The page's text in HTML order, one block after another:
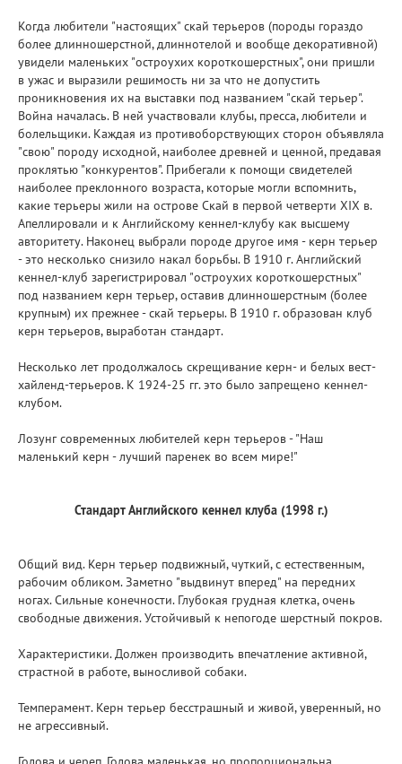
Когда любители "настоящих" скай терьеров (породы гораздо
более длинношерстной, длиннотелой и вообще декоративной)
увидели маленьких "остроухих короткошерстных", они пришли
в ужас и выразили решимость ни за что не допустить
проникновения их на выставки под названием "скай терьер".
Война началась. В ней участвовали клубы, пресса, любители и
болельщики. Каждая из противоборствующих сторон объявляла
"свою" породу исходной, наиболее древней и ценной, предавая
проклятью "конкурентов". Прибегали к помощи свидетелей
наиболее преклонного возраста, которые могли вспомнить,
какие терьеры жили на острове Скай в первой четверти XIX в.
Апеллировали и к Английскому кеннел-клубу как высшему
авторитету. Наконец выбрали породе другое имя - керн терьер
- это несколько снизило накал борьбы. В 1910 г. Английский
кеннел-клуб зарегистрировал "остроухих короткошерстных"
под названием керн терьер, оставив длинношерстным (более
крупным) их прежнее - скай терьеры. В 1910 г. образован клуб
керн терьеров, выработан стандарт.
Несколько лет продолжалось скрещивание керн- и белых вест-
хайленд-терьеров. К 1924-25 гг. это было запрещено кеннел-
клубом.
Лозунг современных любителей керн терьеров - "Наш
маленький керн - лучший паренек во всем мире!"
Стандарт Английского кеннел клуба (1998 г.)
Общий вид. Керн терьер подвижный, чуткий, с естественным,
рабочим обликом. Заметно "выдвинут вперед" на передних
ногах. Сильные конечности. Глубокая грудная клетка, очень
свободные движения. Устойчивый к непогоде шерстный покров.
Характеристики. Должен производить впечатление активной,
страстной в работе, выносливой собаки.
Темперамент. Керн терьер бесстрашный и живой, уверенный, но
не агрессивный.